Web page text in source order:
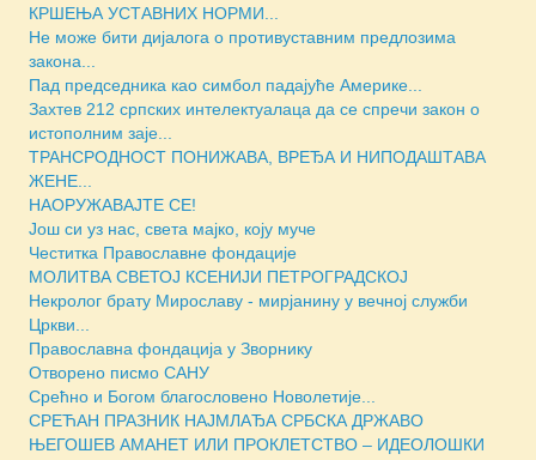
КРШЕЊА УСТАВНИХ НОРМИ...
Не може бити дијалога о противуставним предлозима
закона...
Пад председника као симбол падајуће Америке...
Захтев 212 српских интелектуалаца да се спречи закон о
истополним заје...
ТРАНСРОДНОСТ ПОНИЖАВА, ВРЕЂА И НИПОДАШТАВА
ЖЕНЕ...
НАОРУЖАВАЈТЕ СЕ!
Још си уз нас, света мајко, коју муче
Честитка Православне фондације
МОЛИТВА СВЕТОЈ КСЕНИЈИ ПЕТРОГРАДСКОЈ
Некролог брату Мирославу - мирјанину у вечној служби
Цркви...
Православна фондација у Зворнику
Отворено писмо САНУ
Срећно и Богом благословено Новолетије...
СРЕЋАН ПРАЗНИК НАЈМЛАЂА СРБСКА ДРЖАВО
ЊЕГОШЕВ АМАНЕТ ИЛИ ПРОКЛЕТСТВО – ИДЕОЛОШКИ